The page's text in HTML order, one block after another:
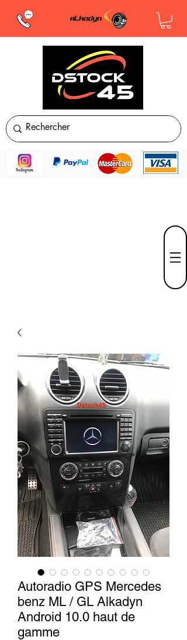
Autoradio GPS Mercedes
benz ML / GL Alkadyn
Android 10.0 haut de
gamme